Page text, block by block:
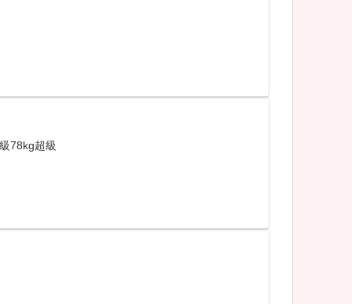
78kg超級